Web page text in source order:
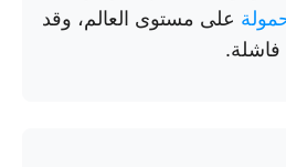
على مستوى العالم، وقد